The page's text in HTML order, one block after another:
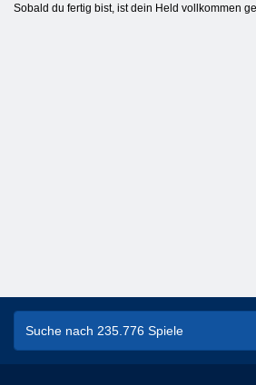
Sobald du fertig bist, ist dein Held vollkommen